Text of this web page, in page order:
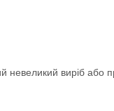
невеликий виріб або